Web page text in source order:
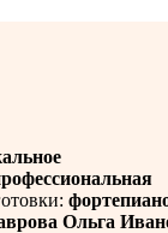
Ольга